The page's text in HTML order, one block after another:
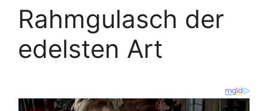
Rahmgulasch der
edelsten Art